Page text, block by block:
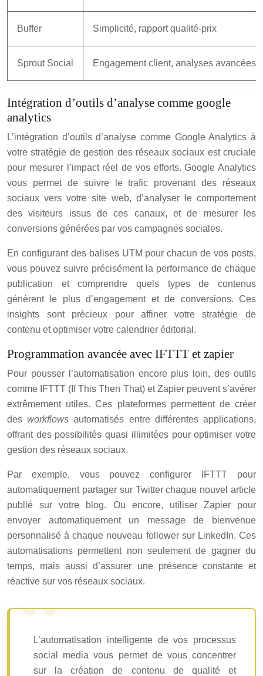
Buffer Simplicité, rapport qualité-prix
Sprout Social Engagement client, analyses avancées
Intégration d’outils d’analyse comme google
analytics
L’intégration d’outils d’analyse comme Google Analytics à
votre stratégie de gestion des réseaux sociaux est cruciale
pour mesurer l’impact réel de vos efforts. Google Analytics
vous permet de suivre le trafic provenant des réseaux
sociaux vers votre site web, d’analyser le comportement
des visiteurs issus de ces canaux, et de mesurer les
conversions générées par vos campagnes sociales.
En configurant des balises UTM pour chacun de vos posts,
vous pouvez suivre précisément la performance de chaque
publication et comprendre quels types de contenus
génèrent le plus d’engagement et de conversions. Ces
insights sont précieux pour affiner votre stratégie de
contenu et optimiser votre calendrier éditorial.
Programmation avancée avec IFTTT et zapier
Pour pousser l’automatisation encore plus loin, des outils
comme IFTTT (If This Then That) et Zapier peuvent s’avérer
extrêmement utiles. Ces plateformes permettent de créer
desworkflowsautomatisés entre différentes applications,
offrant des possibilités quasi illimitées pour optimiser votre
gestion des réseaux sociaux.
Par exemple, vous pouvez configurer IFTTT pour
automatiquement partager sur Twitter chaque nouvel article
publié sur votre blog. Ou encore, utiliser Zapier pour
envoyer automatiquement un message de bienvenue
personnalisé à chaque nouveau follower sur LinkedIn. Ces
automatisations permettent non seulement de gagner du
temps, mais aussi d’assurer une présence constante et
réactive sur vos réseaux sociaux.
L’automatisation intelligente de vos processus
social media vous permet de vous concentrer
sur la création de contenu de qualité et